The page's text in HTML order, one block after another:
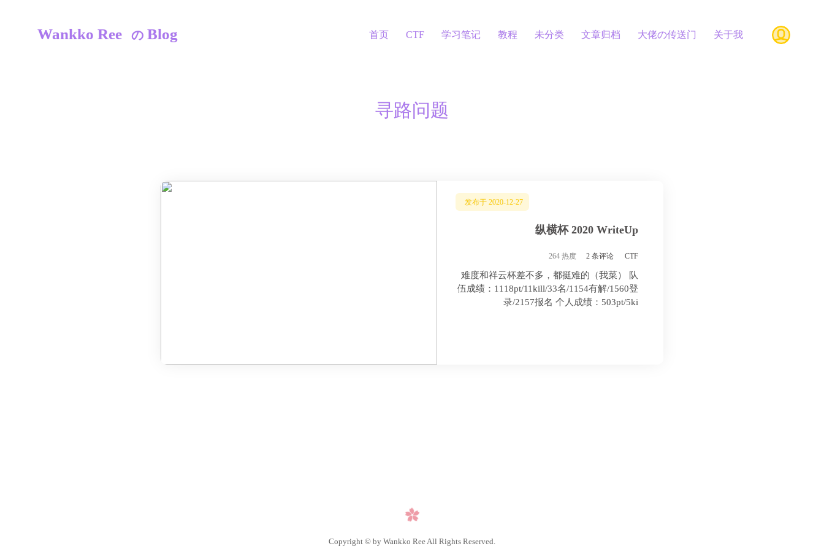
Wankko Ree の Blog 首页 CTF 学习笔记 教程 未分类 文章归档 大佬の传送门 关于我
寻路问题
发布于 2020-12-27
纵横杯 2020 WriteUp
264 热度 2 条评论 CTF
难度和祥云杯差不多，都挺难的（我菜） 队
伍成绩：1118pt/11kill/33名/1154有解/1560登
录/2157报名 个人成绩：503pt/5ki
Copyright © by Wankko Ree All Rights Reserved.